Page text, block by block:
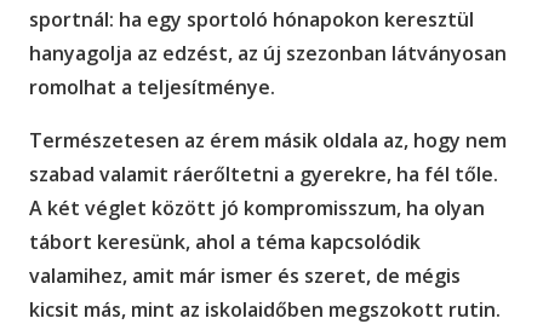
sportnál: ha egy sportoló hónapokon keresztül
hanyagolja az edzést, az új szezonban látványosan
romolhat a teljesítménye.
Természetesen az érem másik oldala az, hogy nem
szabad valamit ráerőltetni a gyerekre, ha fél tőle.
A két véglet között jó kompromisszum, ha olyan
tábort keresünk, ahol a téma kapcsolódik
valamihez, amit már ismer és szeret, de mégis
kicsit más, mint az iskolaidőben megszokott rutin.